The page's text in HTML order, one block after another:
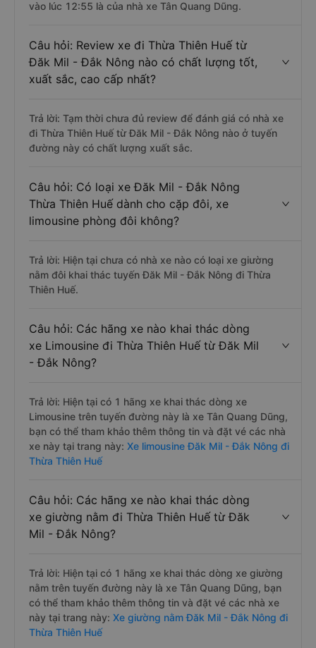
vào lúc 12:55 là của nhà xe Tân Quang Dũng.
Câu hỏi: Review xe đi Thừa Thiên Huế từ
Đăk Mil - Đắk Nông nào có chất lượng tốt,
xuất sắc, cao cấp nhất?
Trả lời: Tạm thời chưa đủ review để đánh giá có nhà xe
đi Thừa Thiên Huế từ Đăk Mil - Đắk Nông nào ở tuyến
đường này có chất lượng xuất sắc.
Câu hỏi: Có loại xe Đăk Mil - Đắk Nông
Thừa Thiên Huế dành cho cặp đôi, xe
limousine phòng đôi không?
Trả lời: Hiện tại chưa có nhà xe nào có loại xe giường
nằm đôi khai thác tuyến Đăk Mil - Đắk Nông đi Thừa
Thiên Huế.
Câu hỏi: Các hãng xe nào khai thác dòng
xe Limousine đi Thừa Thiên Huế từ Đăk Mil
- Đắk Nông?
Trả lời: Hiện tại có 1 hãng xe khai thác dòng xe
Limousine trên tuyến đường này là xe Tân Quang Dũng,
bạn có thể tham khảo thêm thông tin và đặt vé các nhà
xe này tại trang này: Xe limousine Đăk Mil - Đắk Nông đi
Thừa Thiên Huế
Câu hỏi: Các hãng xe nào khai thác dòng
xe giường nằm đi Thừa Thiên Huế từ Đăk
Mil - Đắk Nông?
Trả lời: Hiện tại có 1 hãng xe khai thác dòng xe giường
nằm trên tuyến đường này là xe Tân Quang Dũng, bạn
có thể tham khảo thêm thông tin và đặt vé các nhà xe
này tại trang này: Xe giường nằm Đăk Mil - Đắk Nông đi
Thừa Thiên Huế